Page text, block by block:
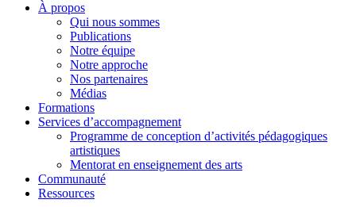
À propos
Qui nous sommes
Publications
Notre équipe
Notre approche
Nos partenaires
Médias
Formations
Services d’accompagnement
Programme de conception d’activités pédagogiques
artistiques
Mentorat en enseignement des arts
Communauté
Ressources